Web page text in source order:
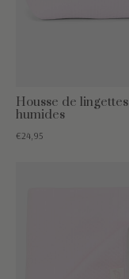
Housse de lingettes
humides
€24,95